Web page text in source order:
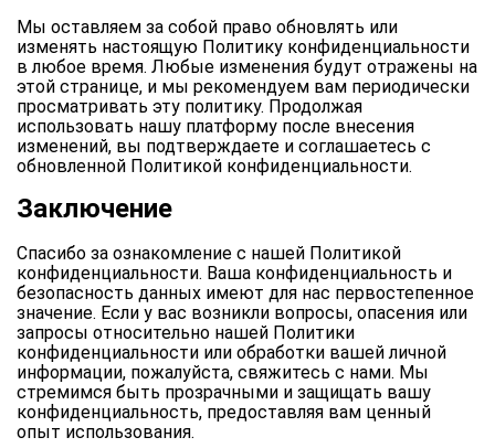
Мы оставляем за собой право обновлять или
изменять настоящую Политику конфиденциальности
в любое время. Любые изменения будут отражены на
этой странице, и мы рекомендуем вам периодически
просматривать эту политику. Продолжая
использовать нашу платформу после внесения
изменений, вы подтверждаете и соглашаетесь с
обновленной Политикой конфиденциальности.
Заключение
Спасибо за ознакомление с нашей Политикой
конфиденциальности. Ваша конфиденциальность и
безопасность данных имеют для нас первостепенное
значение. Если у вас возникли вопросы, опасения или
запросы относительно нашей Политики
конфиденциальности или обработки вашей личной
информации, пожалуйста, свяжитесь с нами. Мы
стремимся быть прозрачными и защищать вашу
конфиденциальность, предоставляя вам ценный
опыт использования.